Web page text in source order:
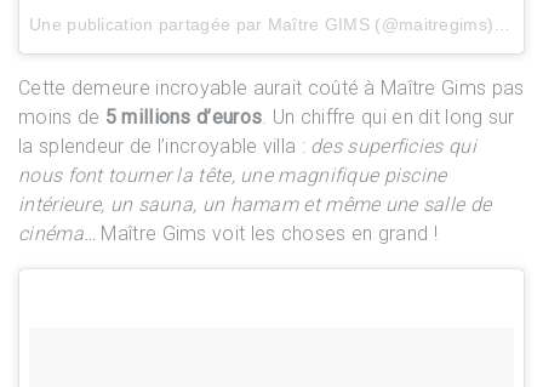
Une publication partagée par Maître GIMS (@maitregims) le
Cette demeure incroyable aurait coûté à Maître Gims pas
moins de 5 millions d’euros. Un chiffre qui en dit long sur
la splendeur de l’incroyable villa : des superficies qui
nous font tourner la tête, une magnifique piscine
intérieure, un sauna, un hamam et même une salle de
cinéma… Maître Gims voit les choses en grand !